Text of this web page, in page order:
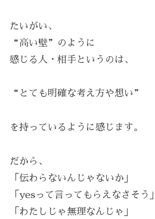
たいがい、
“高い壁”のように
感じる人・相手というのは、
“とても明確な考え方や想い”
を持っているように感じます。
だから、
「伝わらないんじゃないか」
「yesって言ってもらえなさそう」
「わたしじゃ無理なんじゃ」